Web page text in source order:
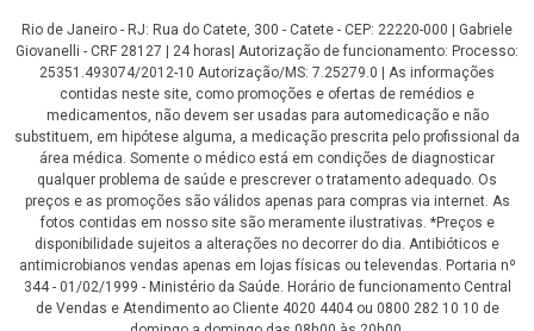
Rio de Janeiro - RJ: Rua do Catete, 300 - Catete - CEP: 22220-000 | Gabriele
Giovanelli - CRF 28127 | 24 horas| Autorização de funcionamento: Processo:
25351.493074/2012-10 Autorização/MS: 7.25279.0 | As informações
contidas neste site, como promoções e ofertas de remédios e
medicamentos, não devem ser usadas para automedicação e não
substituem, em hipótese alguma, a medicação prescrita pelo profissional da
área médica. Somente o médico está em condições de diagnosticar
qualquer problema de saúde e prescrever o tratamento adequado. Os
preços e as promoções são válidos apenas para compras via internet. As
fotos contidas em nosso site são meramente ilustrativas. *Preços e
disponibilidade sujeitos a alterações no decorrer do dia. Antibióticos e
antimicrobianos vendas apenas em lojas físicas ou televendas. Portaria nº
344 - 01/02/1999 - Ministério da Saúde. Horário de funcionamento Central
de Vendas e Atendimento ao Cliente 4020 4404 ou 0800 282 10 10 de